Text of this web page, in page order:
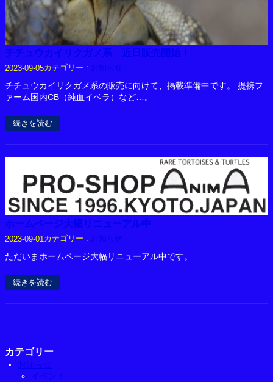
チチュウカイリクガメ系 近日販売開始！
2023-09-05カテゴリー : お知らせ
チチュウカイリクガメ系の販売に向けて、掲載準備中です。 提携フ
ァーム国内CB（純血イベラ）など…。
続きを読む
ホームページ大幅リニューアル中
2023-09-01 カテゴリー : お知らせ
ただいまホームページ大幅リニューアル中です。
続きを読む
カテゴリー
お知らせ
イベント